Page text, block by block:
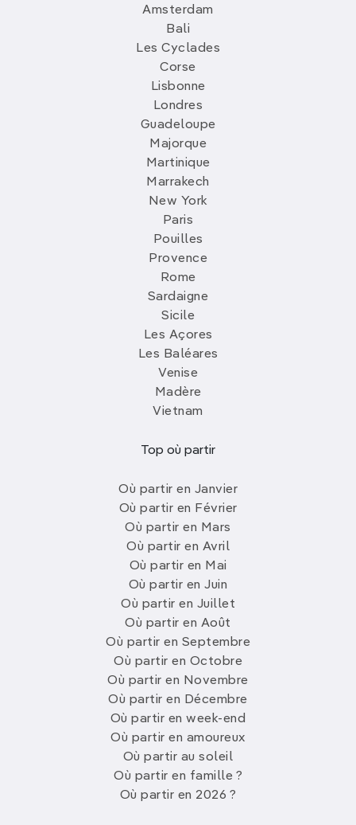
Amsterdam
Bali
Les Cyclades
Corse
Lisbonne
Londres
Guadeloupe
Majorque
Martinique
Marrakech
New York
Paris
Pouilles
Provence
Rome
Sardaigne
Sicile
Les Açores
Les Baléares
Venise
Madère
Vietnam
Top où partir
Où partir en Janvier
Où partir en Février
Où partir en Mars
Où partir en Avril
Où partir en Mai
Où partir en Juin
Où partir en Juillet
Où partir en Août
Où partir en Septembre
Où partir en Octobre
Où partir en Novembre
Où partir en Décembre
Où partir en week-end
Où partir en amoureux
Où partir au soleil
Où partir en famille ?
Où partir en 2026 ?